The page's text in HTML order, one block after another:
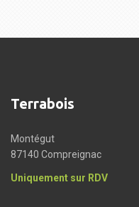
Terrabois
Montégut
87140 Compreignac
Uniquement sur RDV